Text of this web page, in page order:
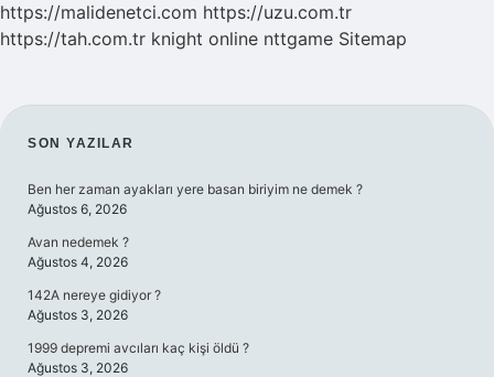
https://malidenetci.com https://uzu.com.tr
https://tah.com.tr knight online nttgame Sitemap
SIDEBAR
SON YAZILAR
Ben her zaman ayakları yere basan biriyim ne demek ?
Ağustos 6, 2026
Avan nedemek ?
Ağustos 4, 2026
142A nereye gidiyor ?
Ağustos 3, 2026
1999 depremi avcıları kaç kişi öldü ?
Ağustos 3, 2026